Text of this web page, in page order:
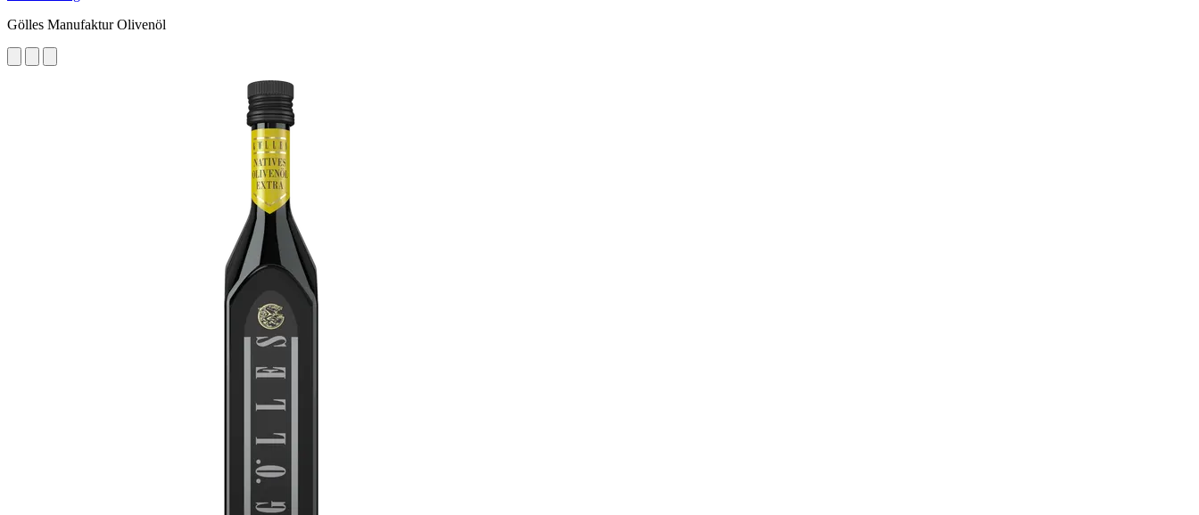
Gölles Manufaktur Olivenöl